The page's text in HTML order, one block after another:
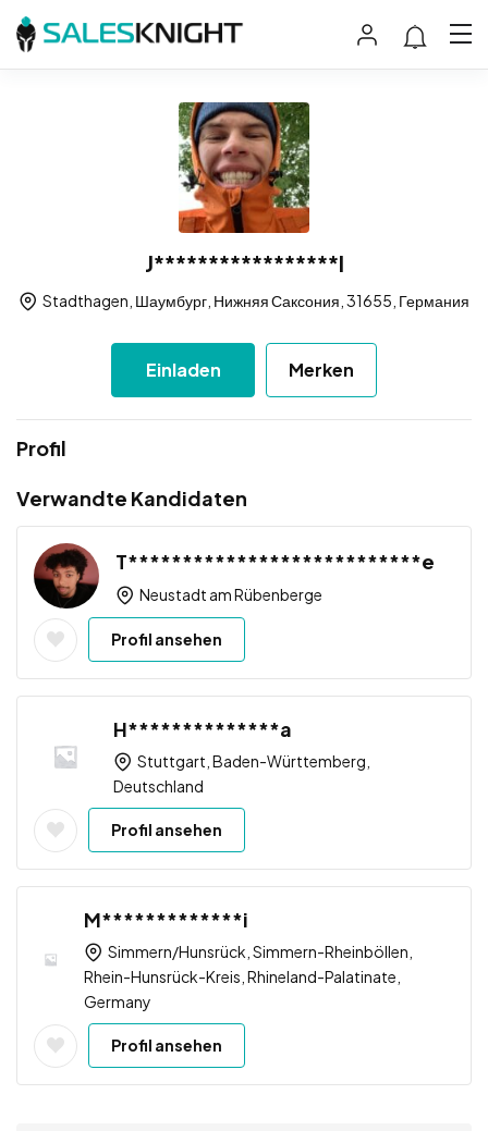
J*****************l
Stadthagen, Шаумбург, Нижняя Саксония, 31655, Германия
Einladen Merken
Profil
Verwandte Kandidaten
T***************************e
Neustadt am Rübenberge
Profil ansehen
H**************a
Stuttgart, Baden-Württemberg,
Deutschland
Profil ansehen
M*************i
Simmern/Hunsrück, Simmern-Rheinböllen,
Rhein-Hunsrück-Kreis, Rhineland-Palatinate,
Germany
Profil ansehen